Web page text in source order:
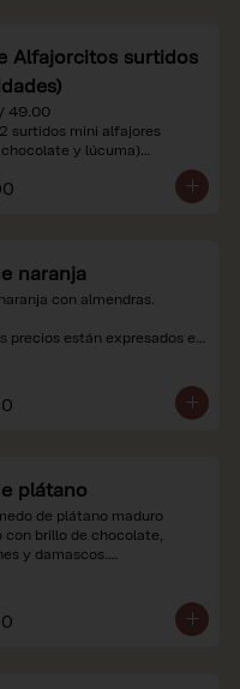
Alfajorcitos surtidos
49.00
surtidos mini alfajores
y lúcuma)
precios están expresados en
naranja
con almendras.
precios están expresados en
plátano
de plátano maduro
con brillo de chocolate,
y damascos.
impuestos de ley y
consumo.